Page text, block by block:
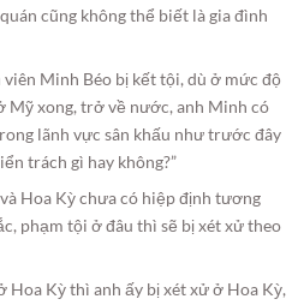
cũng không thể biết là gia đình
Minh Béo bị kết tội, dù ở mức độ
Mỹ xong, trở về nước, anh Minh có
lãnh vực sân khấu như trước đây
trách gì hay không?”
Hoa Kỳ chưa có hiệp định tương
phạm tội ở đâu thì sẽ bị xét xử theo
Hoa Kỳ thì anh ấy bị xét xử ở Hoa Kỳ,